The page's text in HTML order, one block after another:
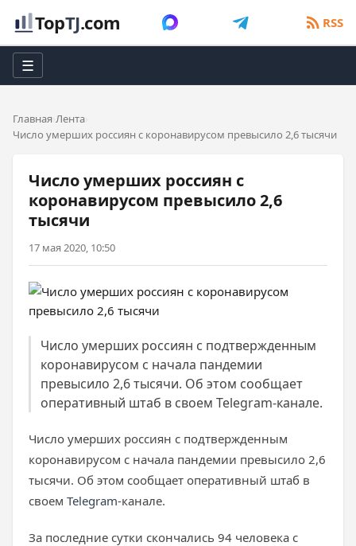
TopTJ.com RSS
☰
Главная Лента
Число умерших россиян с коронавирусом превысило 2,6 тысячи
Число умерших россиян с
коронавирусом превысило 2,6
тысячи
17 мая 2020, 10:50
Число умерших россиян с подтвержденным
коронавирусом с начала пандемии
превысило 2,6 тысячи. Об этом сообщает
оперативный штаб в своем Telegram-канале.
Число умерших россиян с подтвержденным
коронавирусом с начала пандемии превысило 2,6
тысячи. Об этом сообщает оперативный штаб в
своем Telegram-канале.
За последние сутки скончались 94 человека с